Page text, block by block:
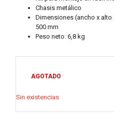
Chasis metálico
Dimensiones (ancho x
500 mm
Peso neto: 6,8 kg
AGOTADO
Sin existencias